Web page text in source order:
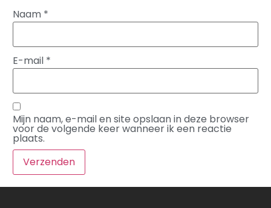
Naam *
E-mail *
Mijn naam, e-mail en site opslaan in deze browser
voor de volgende keer wanneer ik een reactie
plaats.